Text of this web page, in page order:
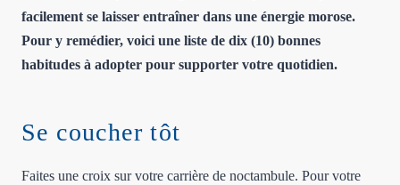
facilement se laisser entraîner dans une énergie morose.
Pour y remédier, voici une liste de dix (10) bonnes
habitudes à adopter pour supporter votre quotidien.
Se coucher tôt
Faites une croix sur votre carrière de noctambule. Pour votre